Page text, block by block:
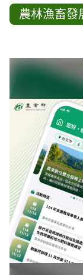
農林漁畜發
圖卡列表